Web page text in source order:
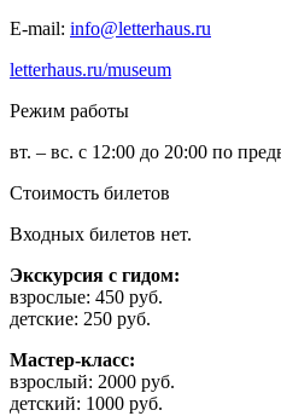
E-mail: info@letterhaus.ru
letterhaus.ru/museum
Режим работы
вт. – вс. с 12:00 до 20:00 по
Стоимость билетов
Входных билетов нет.
Экскурсия с гидом:
взрослые: 450 руб.
детские: 250 руб.
Мастер-класс:
взрослый: 2000 руб.
детский: 1000 руб.